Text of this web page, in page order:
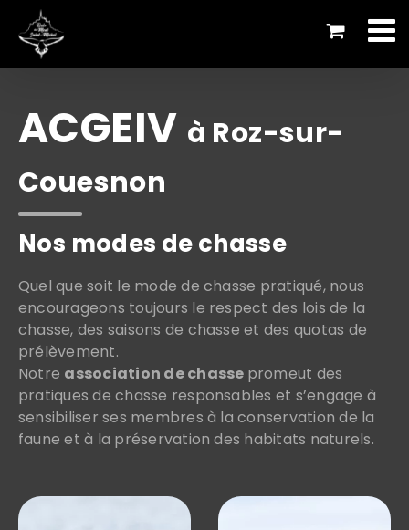
Passer
contenu
ACGEIV à Roz-sur-
Couesnon
Nos modes de chasse
Quel que soit le mode de chasse pratiqué, nous
encourageons toujours le respect des lois de la
chasse, des saisons de chasse et des quotas de
prélèvement.
Notre association de chasse promeut des
pratiques de chasse responsables et s’engage à
sensibiliser ses membres à la conservation de la
faune et à la préservation des habitats naturels.